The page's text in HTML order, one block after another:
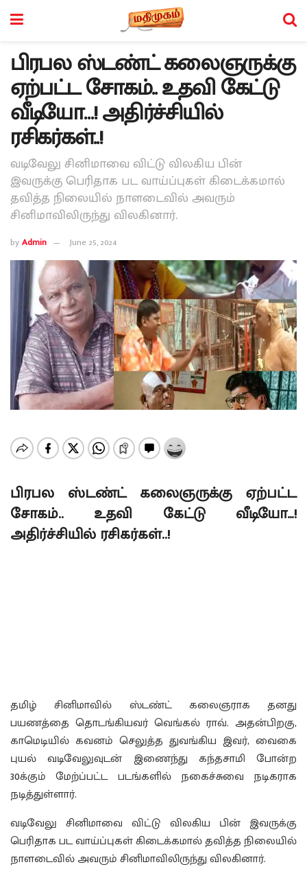
பிரபல ஸ்டண்ட் கலைஞருக்கு
ஏற்பட்ட சோகம்.. உதவி கேட்டு
வீடியோ…! அதிர்ச்சியில்
ரசிகர்கள்..!
வடிவேலு சினிமாவை விட்டு விலகிய பின்
இவருக்கு பெரிதாக பட வாய்ப்புகள் கிடைக்கமால்
தவித்த நிலையில் நாளடைவில் அவரும்
சினிமாவிலிருந்து விலகினார்.
byAdmin June 25, 2024
பிரபல ஸ்டண்ட் கலைஞருக்கு ஏற்பட்ட
சோகம்.. உதவி கேட்டு வீடியோ…!
அதிர்ச்சியில் ரசிகர்கள்..!
தமிழ் சினிமாவில் ஸ்டண்ட் கலைஞராக தனது
பயணத்தை தொடங்கியவர் வெங்கல் ராவ். அதன்பிறகு,
காமெடியில் கவனம் செலுத்த துவங்கிய இவர், வைகை
புயல் வடிவேலுவுடன் இணைந்து கந்தசாமி போன்ற
30க்கும் மேற்ப்பட்ட படங்களில் நகைச்சுவை நடிகராக
நடித்துள்ளார்.
வடிவேலு சினிமாவை விட்டு விலகிய பின் இவருக்கு
பெரிதாக பட வாய்ப்புகள் கிடைக்கமால் தவித்த நிலையில்
நாளடைவில் அவரும் சினிமாவிலிருந்து விலகினார்.